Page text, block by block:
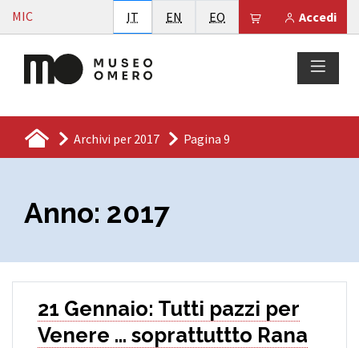
Vai al contenuto
MIC Accedi
Il tuo carrello è
IT Italiano
EN English
EO Esperanto
Archivi per 2017 Pagina 9
Anno: 2017
21 Gennaio: Tutti pazzi per
Venere … soprattuttto Rana